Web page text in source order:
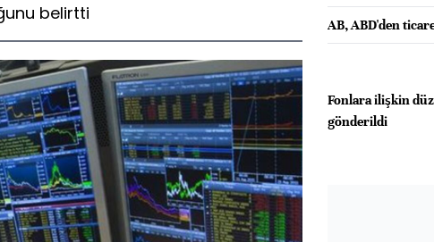
belirtti
AB, ABD'den
Fonlara ilişkin
gönderildi